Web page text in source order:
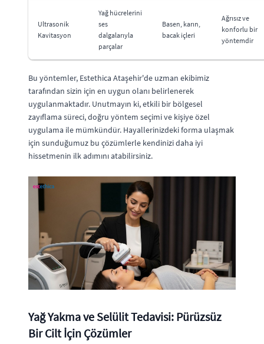
Ultrasonik
Kavitasyon
Yağ hücrelerini
ses
dalgalarıyla
parçalar
Basen, karın,
bacak içleri
Ağrısız ve
konforlu bir
yöntemdir
Bu yöntemler, Estethica Ataşehir'de uzman ekibimiz
tarafından sizin için en uygun olanı belirlenerek
uygulanmaktadır. Unutmayın ki, etkili bir bölgesel
zayıflama süreci, doğru yöntem seçimi ve kişiye özel
uygulama ile mümkündür. Hayallerinizdeki forma ulaşmak
için sunduğumuz bu çözümlerle kendinizi daha iyi
hissetmenin ilk adımını atabilirsiniz.
Yağ Yakma ve Selülit Tedavisi: Pürüzsüz
Bir Cilt İçin Çözümler